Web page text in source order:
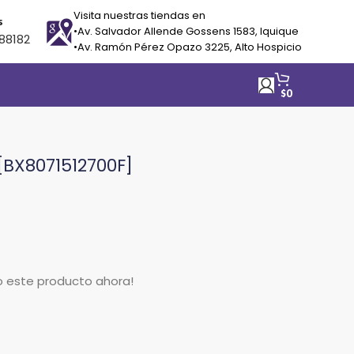
Visita nuestras tiendas en
•Av. Salvador Allende Gossens 1583, Iquique
•Av. Ramón Pérez Opazo 3225, Alto Hospicio
$0
este producto ahora!